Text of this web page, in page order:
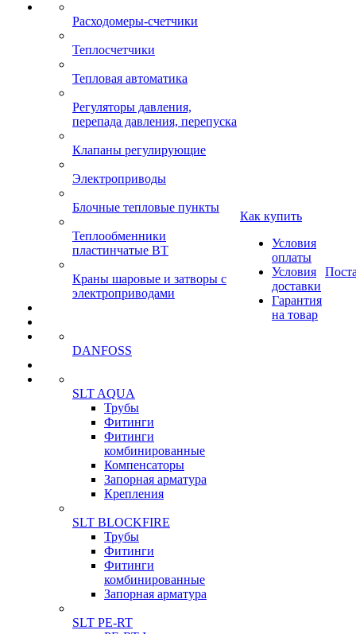
Расходомеры-счетчики
Теплосчетчики
Тепловая автоматика
Регуляторы давления,
перепада давления, перепуска
Клапаны регулирующие
Электроприводы
Блочные тепловые пункты
Теплообменники
пластинчатые ВТ
Краны шаровые и затворы с
электроприводами
DANFOSS
SLT AQUA
Трубы
Фитинги
Фитинги
комбинированные
Компенсаторы
Запорная арматура
Крепления
SLT BLOCKFIRE
Трубы
Фитинги
Фитинги
комбинированные
Запорная арматура
SLT PE-RT
Как купить
Условия
оплаты
Условия
доставки
Гарантия
на товар